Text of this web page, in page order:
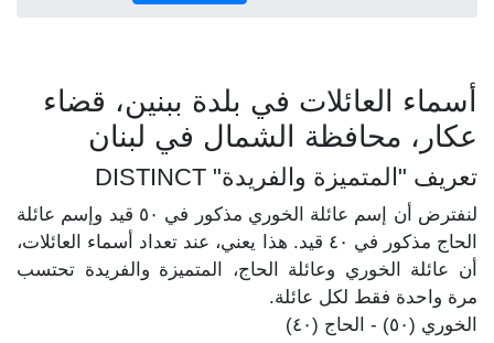
أسماء العائلات في بلدة ببنين، قضاء
عكار، محافظة الشمال في لبنان
تعريف "المتميزة والفريدة" DISTINCT
لنفترض أن إسم عائلة الخوري مذكور في ٥٠ قيد وإسم عائلة
الحاج مذكور في ٤٠ قيد. هذا يعني، عند تعداد أسماء العائلات،
أن عائلة الخوري وعائلة الحاج، المتميزة والفريدة تحتسب
مرة واحدة فقط لكل عائلة.
الخوري (٥٠) - الحاج (٤٠)